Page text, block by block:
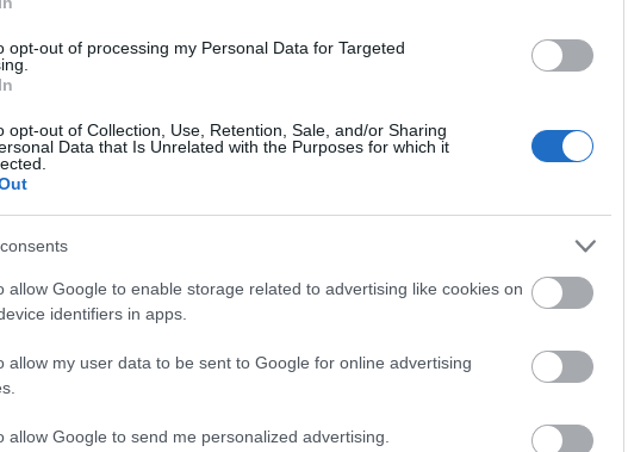
opt-out of processing my Personal Data for Targeted
opt-out of Collection, Use, Retention, Sale, and/or Sharing
Data that Is Unrelated with the Purposes for which it
allow Google to enable storage related to advertising like cookies on
identifiers in apps.
allow my user data to be sent to Google for online advertising
allow Google to send me personalized advertising.
επίσης
male 3m
HDMI/M 2m 4k UHD, @ 60
4K 18G WITH AUDIO